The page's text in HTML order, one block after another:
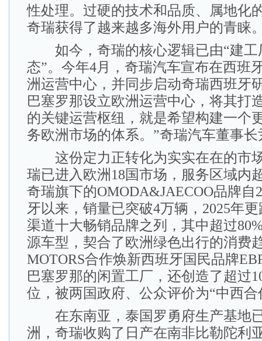
性处理。过硬的技术和品质、属地化
奇瑞获得了越来越多海外用户的青睐
如今，奇瑞的核心逻辑已由“建工
态”。今年4月，奇瑞汽车宣布在西班
洲运营中心，并同步启动奇瑞西班牙
巴塞罗那设立欧洲运营中心，将其打
的关键运营枢纽，就是希望构建一个
务欧洲市场的体系。”奇瑞汽车董事
这份定力正转化为实实在在的市
瑞已进入欧洲18国市场，服务区域内
奇瑞旗下的OMODA&JAECOO品牌自
牙以来，销量已突破4万辆，2025年
渠道十大畅销品牌之列，其中超过
源车型，契合了欧洲绿色出行的消费
MOTORS合作焕新西班牙国民品牌
巴塞罗那的闲置工厂，还创造了超过
位，被两国政府、公众评价为“中西合
在东南亚，泰国罗勇府生产基地
洲，奇瑞收购了日产在南非比勒陀利